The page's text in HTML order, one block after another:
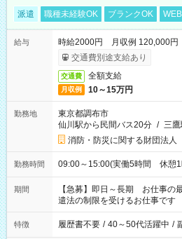
派遣 職種未経験OK ブランクOK
給与
時給2000円 月収例 120,000円
交通費別途支給あり
交通費 全額支給
月収例 10～15万円
勤務地
東京都調布市
仙川駅から民間バス20分 / 三
消防・防災に関する財団法人
勤務時間 09:00～15:00(実働5時間 休憩
期間
【急募】即日～長期 お仕事
遣法の制限を受けるお仕事で
特徴 履歴書不要 / 40～50代活躍中 /